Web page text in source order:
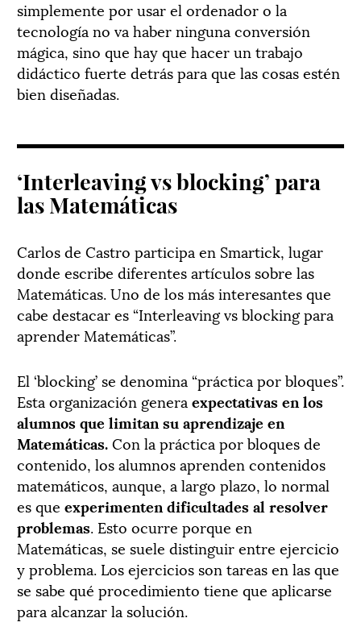
simplemente por usar el ordenador o la
tecnología no va haber ninguna conversión
mágica, sino que hay que hacer un trabajo
didáctico fuerte detrás para que las cosas estén
bien diseñadas.
‘Interleaving vs blocking’ para
las Matemáticas
Carlos de Castro participa en Smartick, lugar
donde escribe diferentes artículos sobre las
Matemáticas. Uno de los más interesantes que
cabe destacar es “Interleaving vs blocking para
aprender Matemáticas”.
El ‘blocking’ se denomina “práctica por bloques”.
Esta organización genera expectativas en los
alumnos que limitan su aprendizaje en
Matemáticas.Con la práctica por bloques de
contenido, los alumnos aprenden contenidos
matemáticos, aunque, a largo plazo, lo normal
es que experimenten dificultades al resolver
problemas. Esto ocurre porque en
Matemáticas, se suele distinguir entre ejercicio
y problema. Los ejercicios son tareas en las que
se sabe qué procedimiento tiene que aplicarse
para alcanzar la solución.